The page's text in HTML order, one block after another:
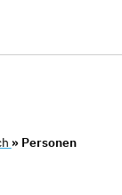
» Personen